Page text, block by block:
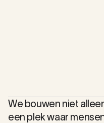
We bouwen niet
een plek waar